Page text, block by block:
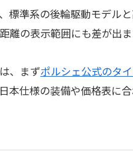
標準系の後輪駆動モデル
離の表示範囲にも差が出ま
、まずポルシェ公式のタ
本仕様の装備や価格表に